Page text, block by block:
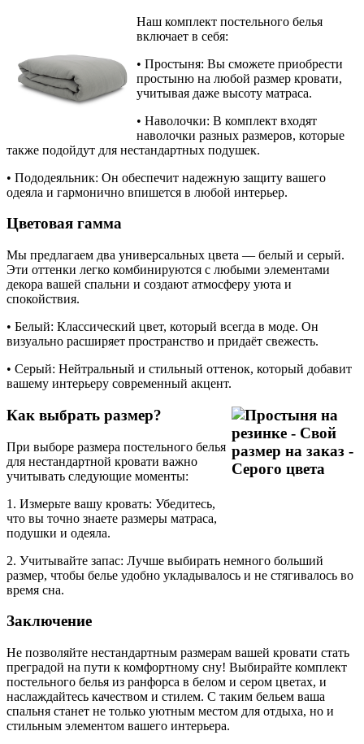
Наш комплект постельного белья
включает в себя:
• Простыня: Вы сможете приобрести
простыню на любой размер кровати,
учитывая даже высоту матраса.
• Наволочки: В комплект входят
наволочки разных размеров, которые
также подойдут для нестандартных подушек.
• Пододеяльник: Он обеспечит надежную защиту вашего
одеяла и гармонично впишется в любой интерьер.
Цветовая гамма
Мы предлагаем два универсальных цвета — белый и серый.
Эти оттенки легко комбинируются с любыми элементами
декора вашей спальни и создают атмосферу уюта и
спокойствия.
• Белый: Классический цвет, который всегда в моде. Он
визуально расширяет пространство и придаёт свежесть.
• Серый: Нейтральный и стильный оттенок, который добавит
вашему интерьеру современный акцент.
Как выбрать размер?
При выборе размера постельного белья
для нестандартной кровати важно
учитывать следующие моменты:
1. Измерьте вашу кровать: Убедитесь,
что вы точно знаете размеры матраса,
подушки и одеяла.
2. Учитывайте запас: Лучше выбирать немного больший
размер, чтобы белье удобно укладывалось и не стягивалось во
время сна.
Заключение
Не позволяйте нестандартным размерам вашей кровати стать
преградой на пути к комфортному сну! Выбирайте комплект
постельного белья из ранфорса в белом и сером цветах, и
наслаждайтесь качеством и стилем. С таким бельем ваша
спальня станет не только уютным местом для отдыха, но и
стильным элементом вашего интерьера.